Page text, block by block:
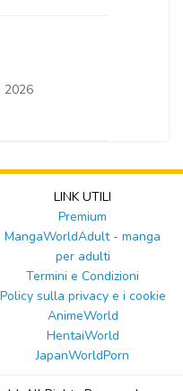
2026
LINK UTILI
Premium
MangaWorldAdult - manga
per adulti
Termini e Condizioni
Policy sulla privacy e i cookie
AnimeWorld
HentaiWorld
JapanWorldPorn